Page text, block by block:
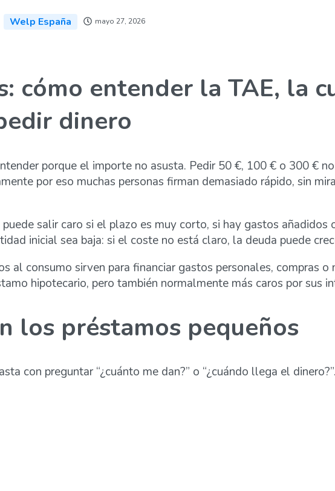
Welp España mayo 27, 2026
cómo entender la TAE, la
dinero
porque el importe no asusta. Pedir 50 €, 100 € o 300 €
por eso muchas personas firman demasiado rápido, sin
salir caro si el plazo es muy corto, si hay gastos añadidos
inicial sea baja: si el coste no está claro, la deuda puede
al consumo sirven para financiar gastos personales, compras o
hipotecario, pero también normalmente más caros por sus
los préstamos pequeños
con preguntar “¿cuánto me dan?” o “¿cuándo llega el